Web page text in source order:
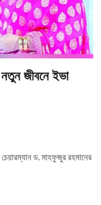
জীবনে ইভা
ড. মাহফুজুর রহমানের